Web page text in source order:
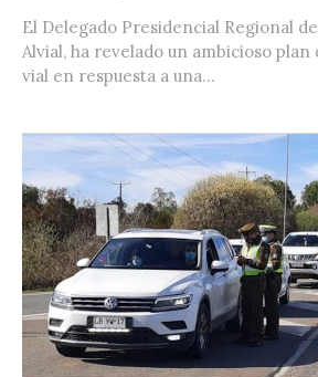
El Delegado Presidencial Regional
Alvial, ha revelado un ambicioso
vial en respuesta a una...